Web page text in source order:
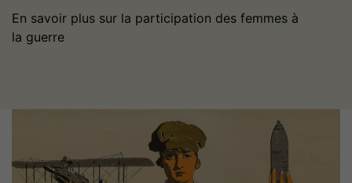
En savoir plus sur la participation des femmes à
la guerre